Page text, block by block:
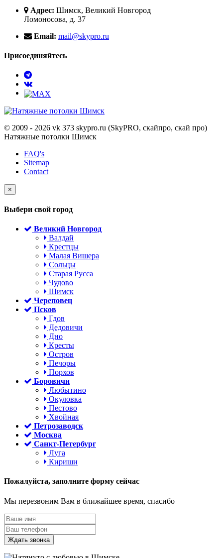
Адрес: Шимск, Великий Новгород
Ломоносова, д. 37
Email: mail@skypro.ru
Присоединяйтесь
© 2009 - 2026 vk 373 skypro.ru (SkyPRO, скайпро, скай про)
Натяжные потолки Шимск
FAQ's
Sitemap
Contact
×
Выбери свой город
Великий Новгород
Валдай
Крестцы
Малая Вишера
Сольцы
Старая Русса
Чудово
Шимск
Череповец
Псков
Гдов
Дедовичи
Дно
Кресты
Остров
Печоры
Порхов
Боровичи
Любытино
Окуловка
Пестово
Хвойная
Петрозаводск
Москва
Санкт-Петербург
Луга
Кириши
Пожалуйста, заполните форму сейчас
Мы перезвоним Вам в ближайшее время, спасибо